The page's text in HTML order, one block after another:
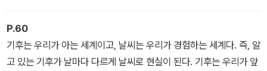
를 붕괴시킬 정도로 위협이 되고 있다. 이제 인류는 자연적인 기후변
동에 적응하는 것을 넘어 오히려 기후변화를 일으키는 주체가 되었
다.
_ ‘인류 문명은 안정된 기후에 의존하고 있다’ 중에서
P.60
기후는 우리가 아는 세계이고, 날씨는 우리가 경험하는 세계다. 즉, 알
고 있는 기후가 날마다 다르게 날씨로 현실이 된다. 기후는 우리가 앞